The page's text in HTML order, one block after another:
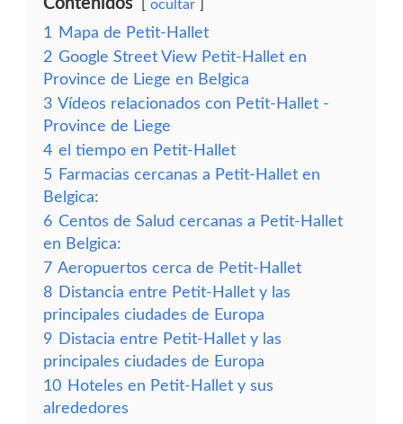
Contenidos ocultar
1
Mapa de Petit-Hallet
2 Google Street View Petit-Hallet en
Province de Liege en Belgica
3 Vídeos relacionados con Petit-Hallet -
Province de Liege
4 el tiempo en Petit-Hallet
5 Farmacias cercanas a Petit-Hallet en
Belgica:
6 Centos de Salud cercanas a Petit-Hallet
en Belgica:
7 Aeropuertos cerca de Petit-Hallet
8 Distancia entre Petit-Hallet y las
principales ciudades de Europa
9 Distacia entre Petit-Hallet y las
principales ciudades de Europa
10 Hoteles en Petit-Hallet y sus
alrededores